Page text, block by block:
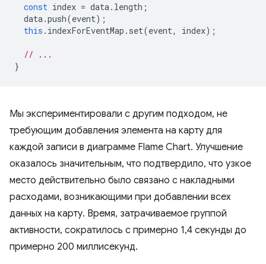
const index = data . length ;
data .push(event);
this . indexForEventMap . set(event, index);
// ...
}
Мы экспериментировали с другим подходом, не
требующим добавления элемента на карту для
каждой записи в диаграмме Flame Chart. Улучшение
оказалось значительным, что подтвердило, что узкое
место действительно было связано с накладными
расходами, возникающими при добавлении всех
данных на карту. Время, затрачиваемое группой
активности, сократилось с примерно 1,4 секунды до
примерно 200 миллисекунд.